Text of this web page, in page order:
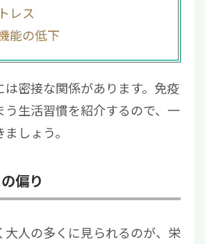
レス
能の低下
は密接な関係があります。免疫
う生活習慣を紹介するので、一
しょう。
偏り
大人の多くに見られるのが、栄